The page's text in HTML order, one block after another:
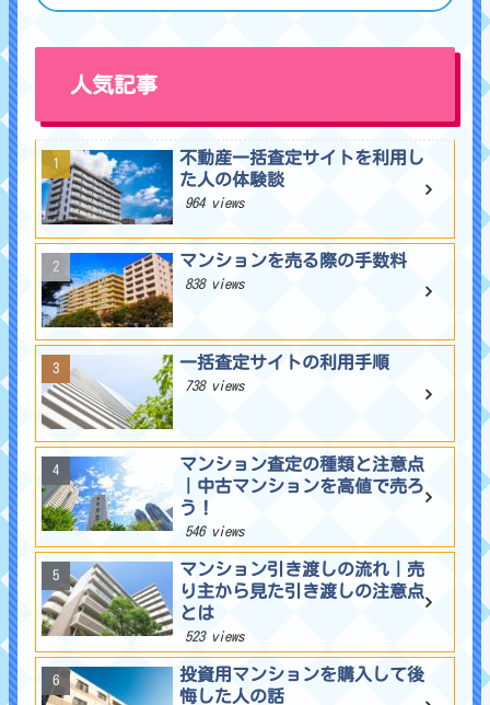
人気記事
不動産一括査定サイトを利用し
た人の体験談
964 views
マンションを売る際の手数料
838 views
一括査定サイトの利用手順
738 views
マンション査定の種類と注意点
｜中古マンションを高値で売ろ
う！
546 views
マンション引き渡しの流れ｜売
り主から見た引き渡しの注意点
とは
523 views
投資用マンションを購入して後
悔した人の話